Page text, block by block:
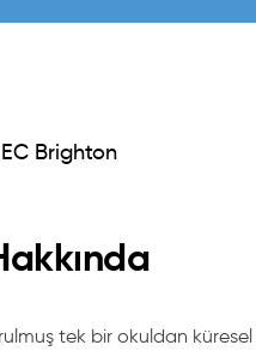
EC Brighton
tek bir okuldan